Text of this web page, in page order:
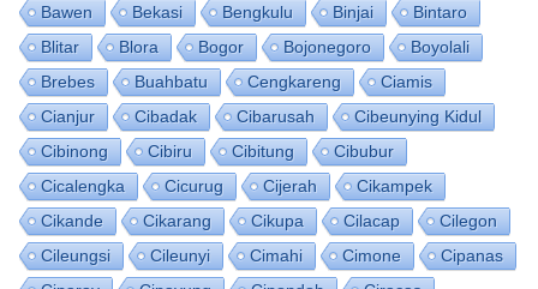
Bawen
Bekasi Bengkulu Binjai
Bintaro
Blitar
Blora Bogor Bojonegoro
Boyolali
Brebes
Buahbatu Cengkareng
Ciamis
Cianjur
Cibadak Cibarusah
Cibeunying Kidul
Cibinong
Cibiru Cibitung
Cibubur
Cicalengka
Cicurug Cijerah
Cikampek
Cikande
Cikarang Cikupa Cilacap
Cilegon
Cileungsi
Cileunyi Cimahi Cimone
Cipanas